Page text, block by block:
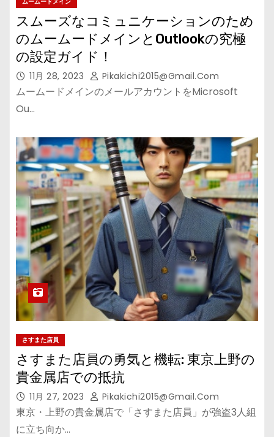
スムーズなコミュニケーションのため
のムームードメインとOutlookの究極
の設定ガイド！
11月 28, 2023 Pikakichi2015@gmail.com
ムームードメインのメールアカウントをMicrosoft
Ou…
さすまた店員
さすまた店員の勇気と機転: 東京上野の
貴金属店での抵抗
11月 27, 2023 Pikakichi2015@gmail.com
東京・上野の貴金属店で「さすまた店員」が強盗3人組
に立ち向か…